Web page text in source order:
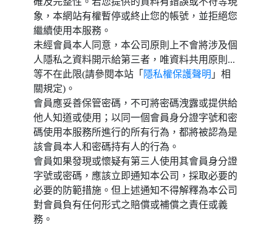
象，本網站有權暫停或終止您的帳號，並拒絕您
繼續使用本服務。
未經會員本人同意，本公司原則上不會將涉及個
人隱私之資料開示給第三者，唯資料共用原則...
等不在此限(請參閱本站「 隱私權保護聲明 」相
關規定)。
會員應妥善保管密碼，不可將密碼洩露或提供給
他人知道或使用；以同一個會員身分證字號和密
碼使用本服務所進行的所有行為，都將被認為是
該會員本人和密碼持有人的行為。
會員如果發現或懷疑有第三人使用其會員身分證
字號或密碼，應該立即通知本公司，採取必要的
必要的防範措施。但上述通知不得解釋為本公司
對會員負有任何形式之賠償或補償之責任或義
務。